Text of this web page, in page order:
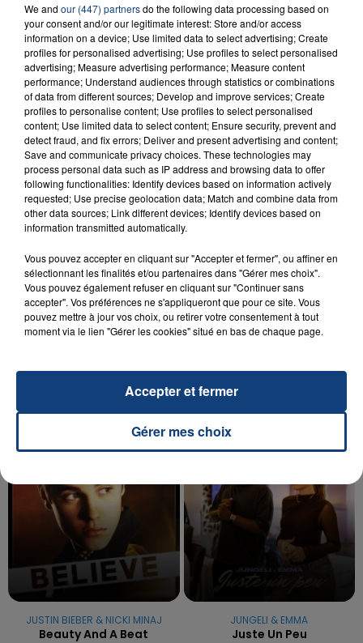
23 juillet 2026
INCENDIE MORTEL À LENS : UNE FEMME ET
SON BÉBÉ ENTRE LA VIE ET LA...
Un homme s'est immolé par le feu après avoir
aspergé sa compagne et leur bébé de trois mois
d'un liquide inflammable.
20 juillet 2026
UNE ADOLESCENTE DEVANT SE FAIRE
OPÉRER DE LA CHEVILLE RESSORT DE LA...
reconnu sa responsabilité et présenté ses
TITRES DIFFUSÉS
18h34
18h34
JUSTIN BIEBER & NICKI MINAJ
Beauty And A Beat
18h32
18h32
JUNGELI & EMMA
Juste Un Peu
We and our (447) partnersdo the following data processing based on
your consent and/or our legitimate interest: Store and/or access
information on a device; Use limited data to select advertising; Create
profiles for personalised advertising; Use profiles to select personalised
advertising; Measure advertising performance; Measure content
performance; Understand audiences through statistics or combinations
of data from different sources; Develop and improve services; Create
profiles to personalise content; Use profiles to select personalised
content; Use limited data to select content; Ensure security, prevent and
detect fraud, and fix errors; Deliver and present advertising and content;
Save and communicate privacy choices. These technologies may
process personal data such as IP address and browsing data to offer
following functionalities: Identify devices based on information actively
requested; Use precise geolocation data; Match and combine data from
other data sources; Link different devices; Identify devices based on
information transmitted automatically.
Vous pouvez accepter en cliquant sur "Accepter et fermer", ou affiner en
sélectionnant les finalités et/ou partenaires dans "Gérer mes choix".
Vous pouvez également refuser en cliquant sur "Continuer sans
accepter". Vos préférences ne s'appliqueront que pour ce site. Vous
pouvez mettre à jour vos choix, ou retirer votre consentement à tout
moment via le lien "Gérer les cookies" situé en bas de chaque page.
Gérer mes choix
Accepter et fermer